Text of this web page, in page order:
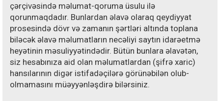
çərçivəsində məlumat-qoruma üsulu ilə
qorunmaqdadır. Bunlardan əlavə olaraq qeydiyyat
prosesində dövr və zamanın şərtləri altında toplana
biləcək əlavə məlumatların necəliyi saytın idarəetmə
heyətinin məsuliyyətindədir. Bütün bunlara əlavətən,
siz hesabınıza aid olan məlumatlardan (şifrə xaric)
hansılarının digər istifadəçilərə görünəbilən olub-
olmamasını müəyyənləşdirə bilərsiniz.